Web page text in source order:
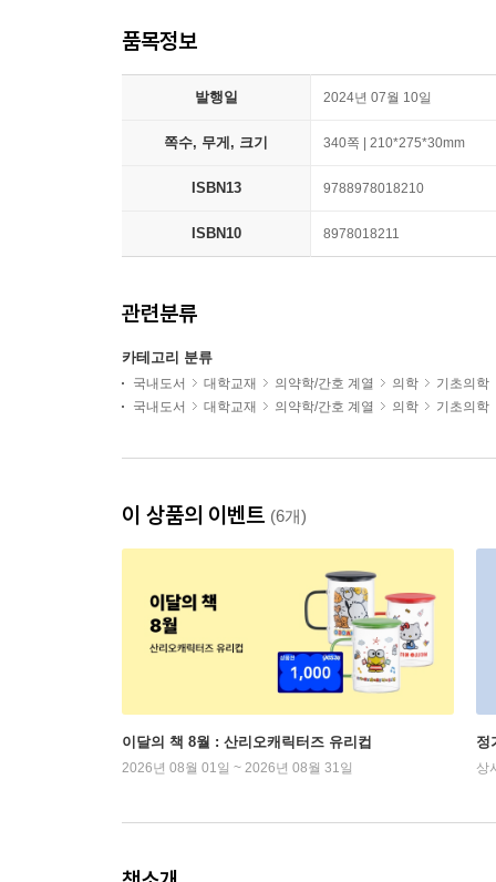
품목정보
발행일 2024년 07월 10일
쪽수, 무게, 크기 340쪽 | 210*275*30mm
ISBN13 9788978018210
ISBN10 8978018211
관련분류
카테고리 분류
국내도서 대학교재 의약학/간호 계열 의학
기초의학
국내도서
대학교재 의약학/간호 계열 의학 기초의학
이 상품의 이벤트 (6개)
이달의 책 8월 : 산리오캐릭터즈 유리컵
2026년 08월 01일 ~ 2026년 08월 31일
정
상